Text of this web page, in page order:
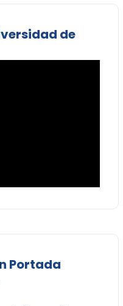
de
Portada